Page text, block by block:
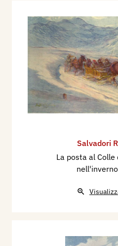
Salvadori
La posta al Colle
nell'inverno